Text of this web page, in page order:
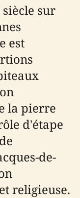
sur
est
la pierre
d'étape
de-
religieuse.